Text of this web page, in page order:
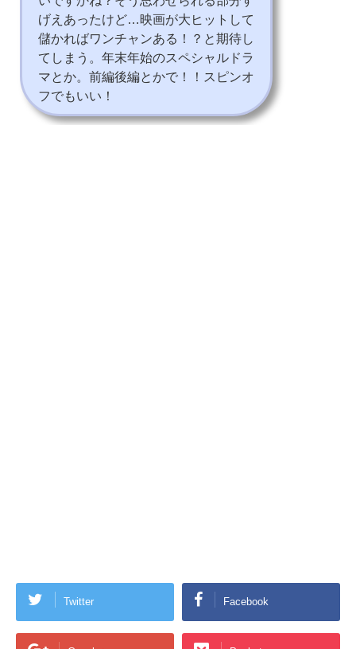
げえあったけど…映画が大ヒットして
儲かればワンチャンある！？と期待し
てしまう。年末年始のスペシャルドラ
マとか。前編後編とかで！！スピンオ
フでもいい！
Twitter Facebook